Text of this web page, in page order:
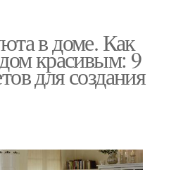
в доме. Как
красивым: 9
для создания